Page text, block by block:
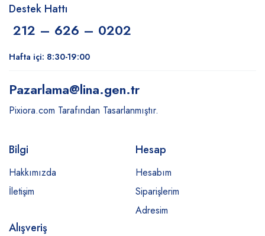
Destek Hattı
212 – 626 – 0202
Hafta içi: 8:30-19:00
Pazarlama@lina.gen.tr
Pixiora.com Tarafından Tasarlanmıştır.
Bilgi
Hakkımızda
İletişim
Hesap
Hesabım
Siparişlerim
Adresim
Alışveriş